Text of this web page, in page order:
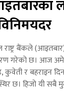
बैंकले
गरेको छ। आज
कुवेती र बहराइन
छ। हिजो यी सबै